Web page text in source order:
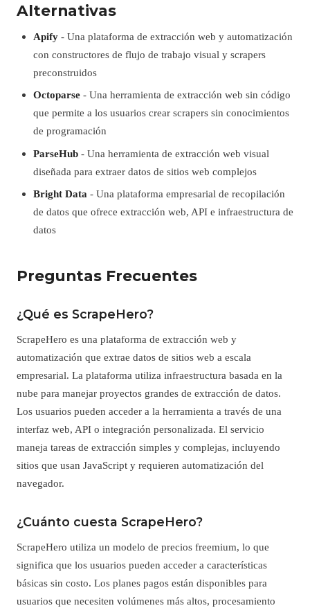
Alternativas
Apify - Una plataforma de extracción web y automatización
con constructores de flujo de trabajo visual y scrapers
preconstruidos
Octoparse - Una herramienta de extracción web sin código
que permite a los usuarios crear scrapers sin conocimientos
de programación
ParseHub - Una herramienta de extracción web visual
diseñada para extraer datos de sitios web complejos
Bright Data - Una plataforma empresarial de recopilación
de datos que ofrece extracción web, API e infraestructura de
datos
Preguntas Frecuentes
¿Qué es ScrapeHero?
ScrapeHero es una plataforma de extracción web y
automatización que extrae datos de sitios web a escala
empresarial. La plataforma utiliza infraestructura basada en la
nube para manejar proyectos grandes de extracción de datos.
Los usuarios pueden acceder a la herramienta a través de una
interfaz web, API o integración personalizada. El servicio
maneja tareas de extracción simples y complejas, incluyendo
sitios que usan JavaScript y requieren automatización del
navegador.
¿Cuánto cuesta ScrapeHero?
ScrapeHero utiliza un modelo de precios freemium, lo que
significa que los usuarios pueden acceder a características
básicas sin costo. Los planes pagos están disponibles para
usuarios que necesiten volúmenes más altos, procesamiento